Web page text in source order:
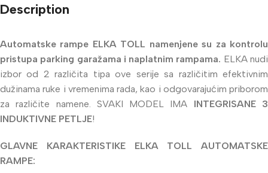
Description
Automatske rampe ELKA TOLL namenjene su za kontrolu
pristupa parking garažama i naplatnim rampama. ELKA nudi
izbor od 2 različita tipa ove serije sa različitim efektivnim
dužinama ruke i vremenima rada, kao i odgovarajućim priborom
za različite namene. SVAKI MODEL IMA INTEGRISANE 3
INDUKTIVNE PETLJE!
GLAVNE KARAKTERISTIKE ELKA TOLL AUTOMATSKE
RAMPE: